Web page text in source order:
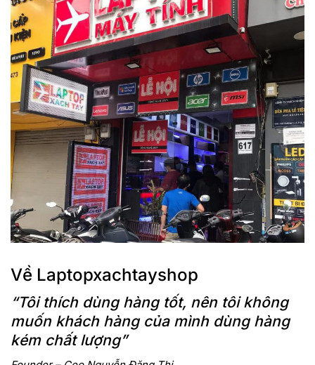
để tối ưu hóa hiệu quả tản nhiệt, giúp máy luôn mát mẻ ngay
cả khi hoạt động với hiệu suất cao.
Về Laptopxachtayshop
“Tôi thích dùng hàng tốt, nên tôi không
muốn khách hàng của mình dùng hàng
kém chất lượng”